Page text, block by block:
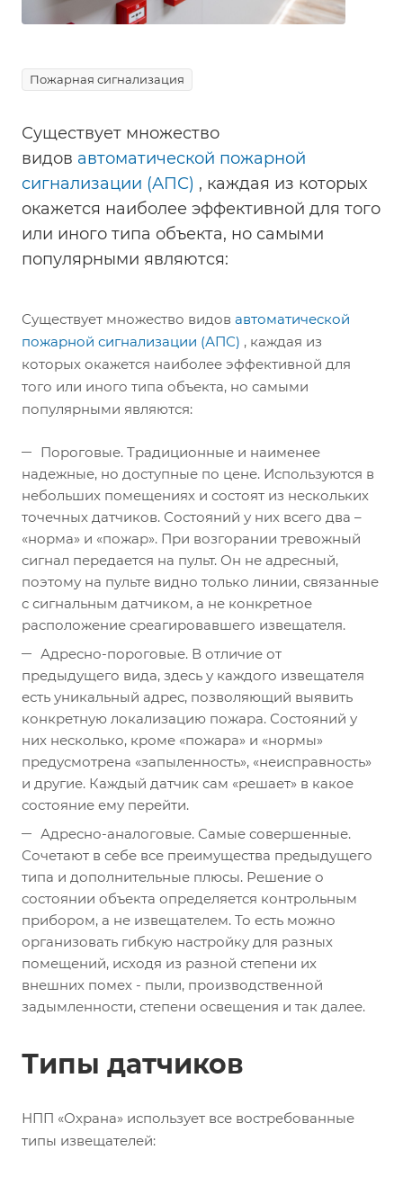
Пожарная сигнализация
Существует множество
видов автоматической пожарной
сигнализации (АПС) , каждая из которых
окажется наиболее эффективной для того
или иного типа объекта, но самыми
популярными являются:
Существует множество видов автоматической
пожарной сигнализации (АПС) , каждая из
которых окажется наиболее эффективной для
того или иного типа объекта, но самыми
популярными являются:
Пороговые. Традиционные и наименее
надежные, но доступные по цене. Используются в
небольших помещениях и состоят из нескольких
точечных датчиков. Состояний у них всего два –
«норма» и «пожар». При возгорании тревожный
сигнал передается на пульт. Он не адресный,
поэтому на пульте видно только линии, связанные
с сигнальным датчиком, а не конкретное
расположение среагировавшего извещателя.
Адресно-пороговые. В отличие от
предыдущего вида, здесь у каждого извещателя
есть уникальный адрес, позволяющий выявить
конкретную локализацию пожара. Состояний у
них несколько, кроме «пожара» и «нормы»
предусмотрена «запыленность», «неисправность»
и другие. Каждый датчик сам «решает» в какое
состояние ему перейти.
Адресно-аналоговые. Самые совершенные.
Сочетают в себе все преимущества предыдущего
типа и дополнительные плюсы. Решение о
состоянии объекта определяется контрольным
прибором, а не извещателем. То есть можно
организовать гибкую настройку для разных
помещений, исходя из разной степени их
внешних помех - пыли, производственной
задымленности, степени освещения и так далее.
Типы датчиков
НПП «Охрана» использует все востребованные
типы извещателей: